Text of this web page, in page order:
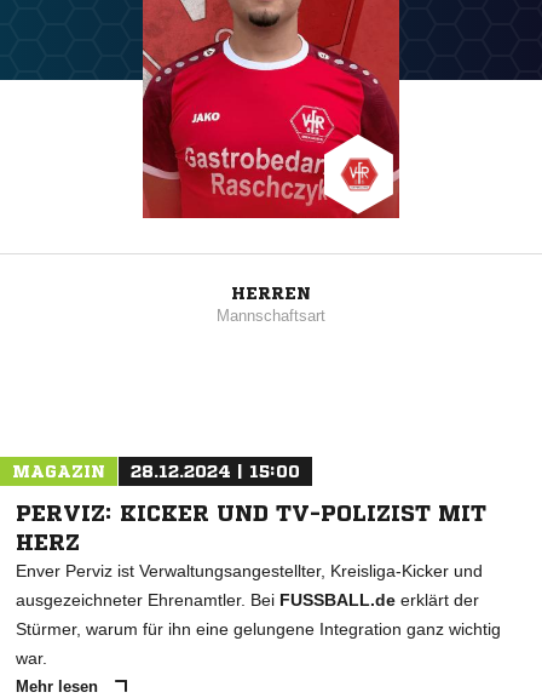
HERREN
Mannschaftsart
MAGAZIN 28.12.2024 | 15:00
PERVIZ: KICKER UND TV-POLIZIST MIT
HERZ
Enver Perviz ist Verwaltungsangestellter, Kreisliga-Kicker und
ausgezeichneter Ehrenamtler. Bei FUSSBALL.de erklärt der
Stürmer, warum für ihn eine gelungene Integration ganz wichtig
war.
Mehr lesen